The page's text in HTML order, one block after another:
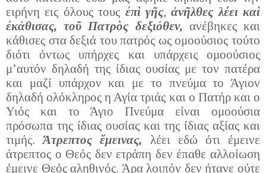
ειρήνη εις όλους τους ἐπὶ γῆς,ἀνῆλθες λέει καὶ
ἐκάθισας, τοῦ Πατρὸς δεξιόθεν, ανέβηκες και
κάθισες στα δεξιά του πατρός ως ομοούσιος τούτο
διότι όντως υπήρχες και υπάρχεις ομοούσιος
μ’αυτόν δηλαδή της ίδιας ουσίας με τον πατέρα
και μαζί υπάρχον και με το πνεύμα το Άγιον
δηλαδή ολόκληρος η Αγία τριάς και ο Πατήρ και ο
Υιός και το Άγιο Πνεύμα είναι ομοούσια
πρόσωπα της ίδιας ουσίας και της ίδιας αξίας και
τιμής.Άτρεπτος ἔμεινας, λέει εδώ ότι έμεινε
άτρεπτος ο Θεός δεν ετράπη δεν έπαθε αλλοίωση
έμεινε Θεός αληθινός. Άρα λοιπόν δεν ήτανε ούτε